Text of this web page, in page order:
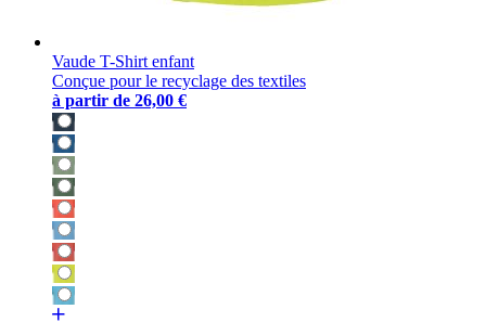
Vaude T-Shirt enfant
Conçue pour le recyclage des textiles
à partir de 26,00 €